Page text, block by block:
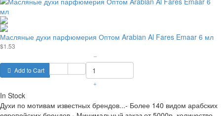
Масляные духи парфюмерия Оптом Arabian Al Fares Emaar 6 мл
$1.53
Add to Cart
–
+
In Stock
Духи по мотивам известных брендов...- Более 140 видом арабских